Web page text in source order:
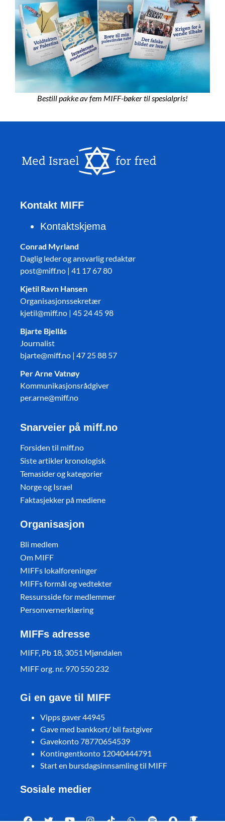
Bestill pakke av fem MIFF-bøker til spesialpris!
Kontakt MIFF
Kontaktskjema
Conrad Myrland
Daglig leder og ansvarlig redaktør
post@miff.no | 41 17 67 80
Kjetil Ravn Hansen
Organisasjonssekretær
kjetil@miff.no | 45 24 45 98
Bjarte Bjellås
Journalist
bjarte@miff.no | 47 25 88 57
Per Arne Vatnøy
Kommunikasjonsrådgiver
per.arne@miff.no
Snarveier på miff.no
Forsiden til miff.no
Siste artikler kronologisk
Temasider og kategorier
Norge og Israel
Faktasjekker på mediene
Organisasjon
Bli medlem
Om MIFF
MIFFs lokalforeninger
MIFFs formål og vedtekter
Ressursside for medlemmer
Personvernerklæring
MIFFs adresse
MIFF, Pb 18, 3051 Mjøndalen
MIFF org. nr. 970 550 232
Gi en gave til MIFF
Vipps gaver 44945
Gave med bankkort/ bli fastgiver
Gavekonto 78770654539
Kontingentkonto 12040444791
Start en bursdagsinnsamling til MIFF
Sosiale medier